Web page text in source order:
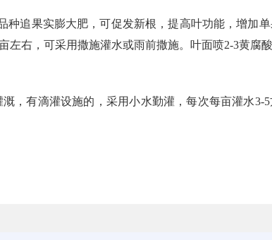
种追果实膨大肥，可促发新根，提高叶功能，增加
左右，可采用撒施灌水或雨前撒施。叶面喷2-3黄腐
，有滴灌设施的，采用小水勤灌，每次每亩灌水3-